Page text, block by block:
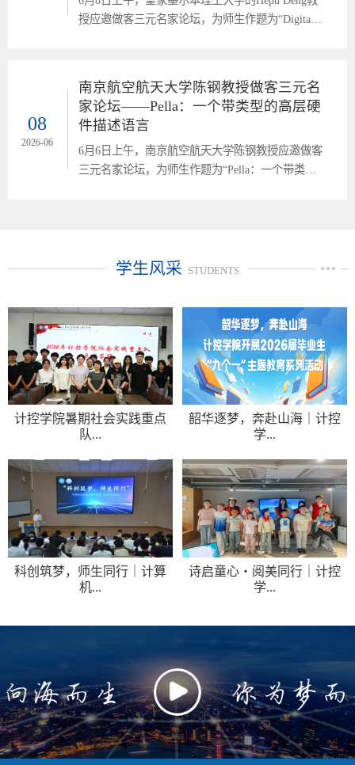
授应邀做客三元名家论坛，为师生作题为“Digital
座中，Hepu Deng系统阐述了数字平台在供应链与
物流管理（SCLM）领域的研究脉络与发展现状，
并提出了四个核心研究问题：SCLM中数字平台使
用的趋势演变、平台角色的形成与扩...
08
2026-06
南京航空航天大学陈钢教授做客三元名
家论坛——Pella：一个带类型的高层硬
件描述语言
6月6日上午，南京航空航天大学陈钢教授应邀做客
三元名家论坛，为师生作题为“Pella：一个带类型
赖类型将位宽、索引边界和控制流完整性直接编码
学生风采 STUDENTS
计控学院暑期社会实践重点
队...
韶华逐梦，奔赴山海｜计控
学...
科创筑梦，师生同行｜计算
机...
诗启童心・阅美同行｜计控
学...